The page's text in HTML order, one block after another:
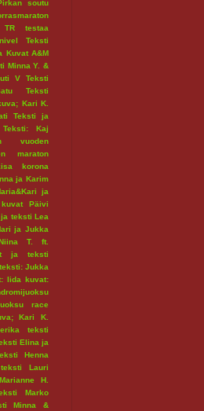
soutu
TR testaa
Teksti
Kuvat A&M
Minna Y. &
V
Teksti
Teksti
Kari K.
Teksti ja
Teksti: Kaj
vuoden
maraton
korona
ja Karim
ja
kuvat Päivi
teksti Lea
ja Jukka
T. ft.
ja teksti
Jukka
Iida kuvat:
race
Kari K.
teksti
Elina ja
Henna
teksti Lauri
H.
Marko
Minna &